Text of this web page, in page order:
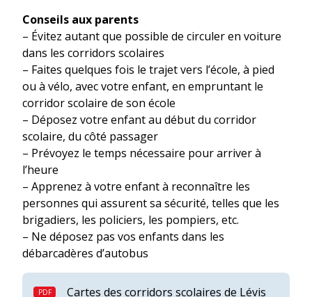
Conseils aux parents
– Évitez autant que possible de circuler en voiture
dans les corridors scolaires
– Faites quelques fois le trajet vers l’école, à pied
ou à vélo, avec votre enfant, en empruntant le
corridor scolaire de son école
– Déposez votre enfant au début du corridor
scolaire, du côté passager
– Prévoyez le temps nécessaire pour arriver à
l’heure
– Apprenez à votre enfant à reconnaître les
personnes qui assurent sa sécurité, telles que les
brigadiers, les policiers, les pompiers, etc.
– Ne déposez pas vos enfants dans les
débarcadères d’autobus
Cartes des corridors scolaires de Lévis